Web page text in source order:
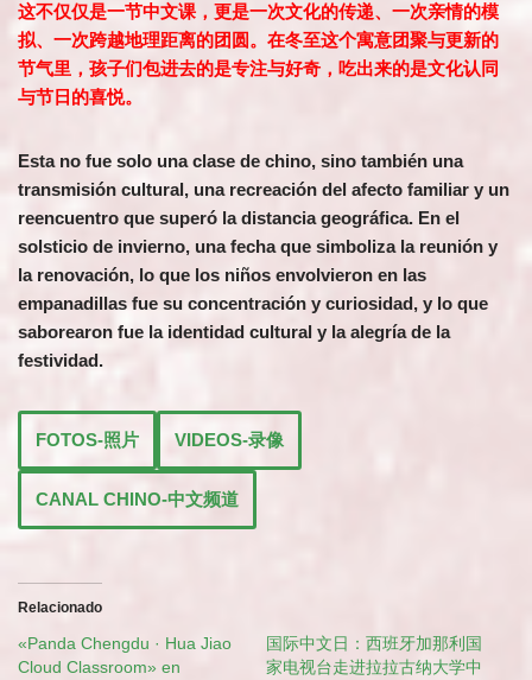
这不仅仅是一节中文课，更是一次文化的传递、一次亲情的模
拟、一次跨越地理距离的团圆。在冬至这个寓意团聚与更新的
节气里，孩子们包进去的是专注与好奇，吃出来的是文化认同
与节日的喜悦。
Esta no fue solo una clase de chino, sino también una
transmisión cultural, una recreación del afecto familiar y un
reencuentro que superó la distancia geográfica. En el
solsticio de invierno, una fecha que simboliza la reunión y
la renovación, lo que los niños envolvieron en las
empanadillas fue su concentración y curiosidad, y lo que
saborearon fue la identidad cultural y la alegría de la
festividad.
FOTOS-照片 VIDEOS-录像
CANAL CHINO-中文频道
Relacionado
«Panda Chengdu · Hua Jiao
Cloud Classroom» en
国际中文日：西班牙加那利国
家电视台走进拉拉古纳大学中